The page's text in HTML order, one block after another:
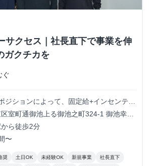
サクセス｜社長直下で事業を伸
ガクチカを
ぐ
室町通御池上る御池之町324-1 御池幸登
ら徒歩2分
〜
奨 土日OK 未経験OK 新規事業 社長直下